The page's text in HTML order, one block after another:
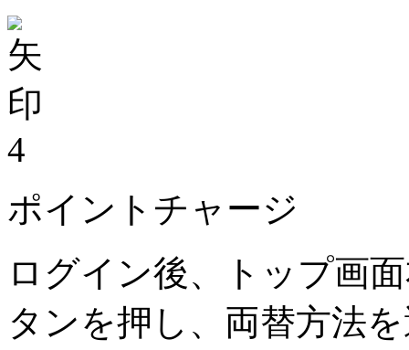
4
ポイントチャージ
ログイン後、トップ画
タンを押し、両替方法